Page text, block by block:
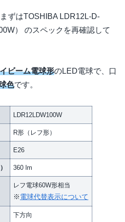
ずはTOSHIBA LDR12L-D-
） のスペックを再確認して
ビーム電球形のLED電球で、口
色です。
LDR12LDW100W
R形（レフ形）
E26
360 lm
レフ電球60W形相当
※電球代替表示について
下方向